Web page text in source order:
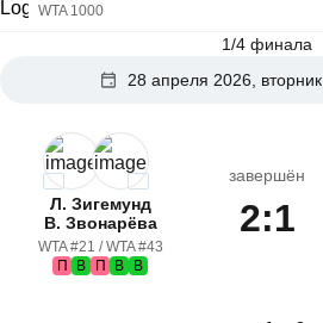
WTA 1000
1/4 финала
28 апреля 2026, вторник
Л. Зигемунд
В. Звонарёва
WTA #21 / WTA #43
П
В П В В
завершён
2:1